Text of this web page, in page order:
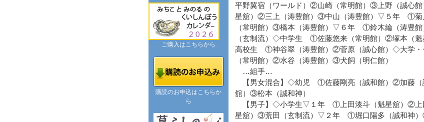
平野翼宿（ワールド）②山崎（常明館）③上野（誠
星舘）②三上（涛豊館）③中山（涛豊館）▽５年 ①菊
（常明館）③橋本（涛豊館）▽６年 ①鈴木綸（涛豊
（玄制流）◇中学生 ①佐藤悠来（常明館）②塚本（
高校生 ①神谷翠（涛豊館）②菅原（誠心館）◇大学
（常明館）②水谷（涛豊館）③犬飼（明仁館）
…組手…
【男女混合】◇幼児 ①佐藤剛亮（誠和館）②加藤（
舘）③松本（誠和神）
【男子】◇小学生▽１年 ①上田湊斗（魁星舘）②上
星舘）③荒田（玄制流）▽２年 ①堀口陽多（誠和神
ご購入はこちらから
購読のお申込はこちらか
ら